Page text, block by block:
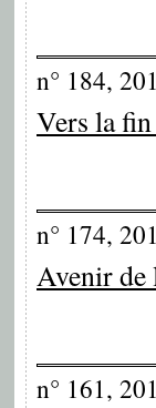
n° 184,
Vers la
n° 174,
Avenir de
n° 161,